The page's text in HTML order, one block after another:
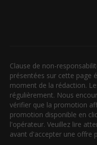
Clause de non-
présentées sur cette page
moment de la rédaction.
régulièrement. Nous
vérifier que la promotion
promotion disponible en
l'opérateur. Veuillez lire
avant d'accepter une offre